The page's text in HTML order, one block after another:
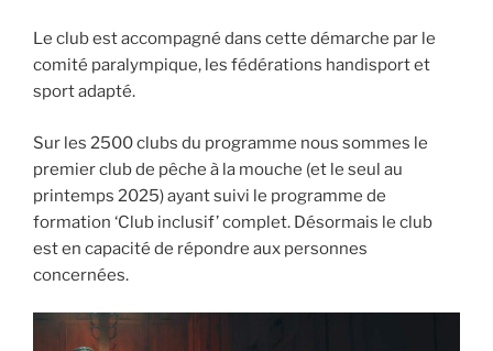
Le club est accompagné dans cette démarche par le
comité paralympique, les fédérations handisport et
sport adapté.
Sur les 2500 clubs du programme nous sommes le
premier club de pêche à la mouche (et le seul au
printemps 2025) ayant suivi le programme de
formation ‘Club inclusif’ complet. Désormais le club
est en capacité de répondre aux personnes
concernées.